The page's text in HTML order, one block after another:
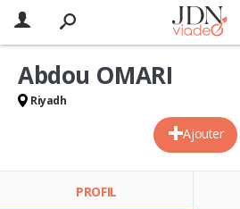
Ajouter
Abdou OMARI
Riyadh
PROFIL